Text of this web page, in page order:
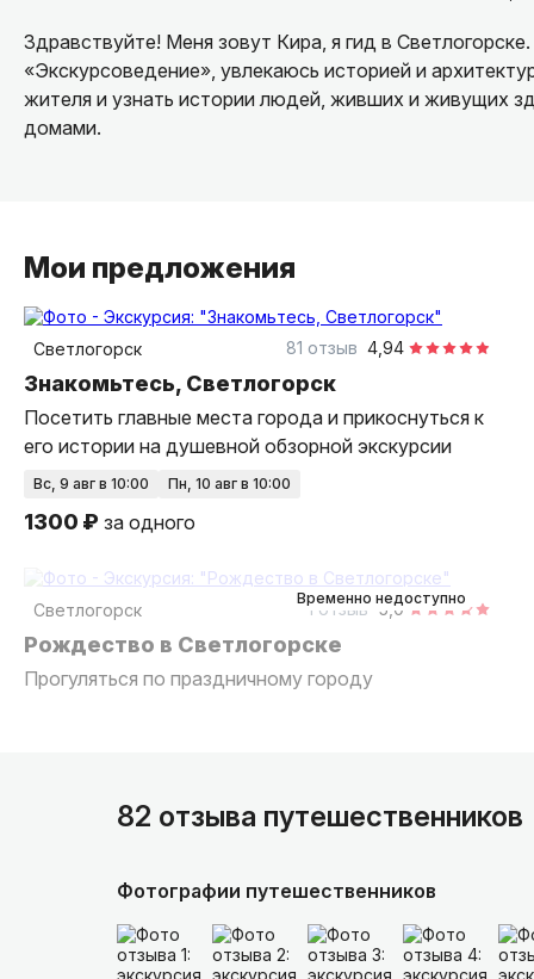
Здравствуйте! Меня зовут Кира, я гид в
«Экскурсоведение», увлекаюсь историей и
жителя и узнать истории людей, живших и живущих
домами.
Мои предложения
Светлогорск 4,94
81 отзыв
Знакомьтесь, Светлогорск
Посетить главные места города и прикоснуться к
его истории на душевной обзорной экскурсии
вс, 9 авг в 10:00 пн, 10 авг в 10:00
1300 ₽ за одного
Временно недоступно
Светлогорск 5,0
1 отзыв
Рождество в Светлогорске
Прогуляться по праздничному городу
82 отзыва путешественников
Фотографии путешественников